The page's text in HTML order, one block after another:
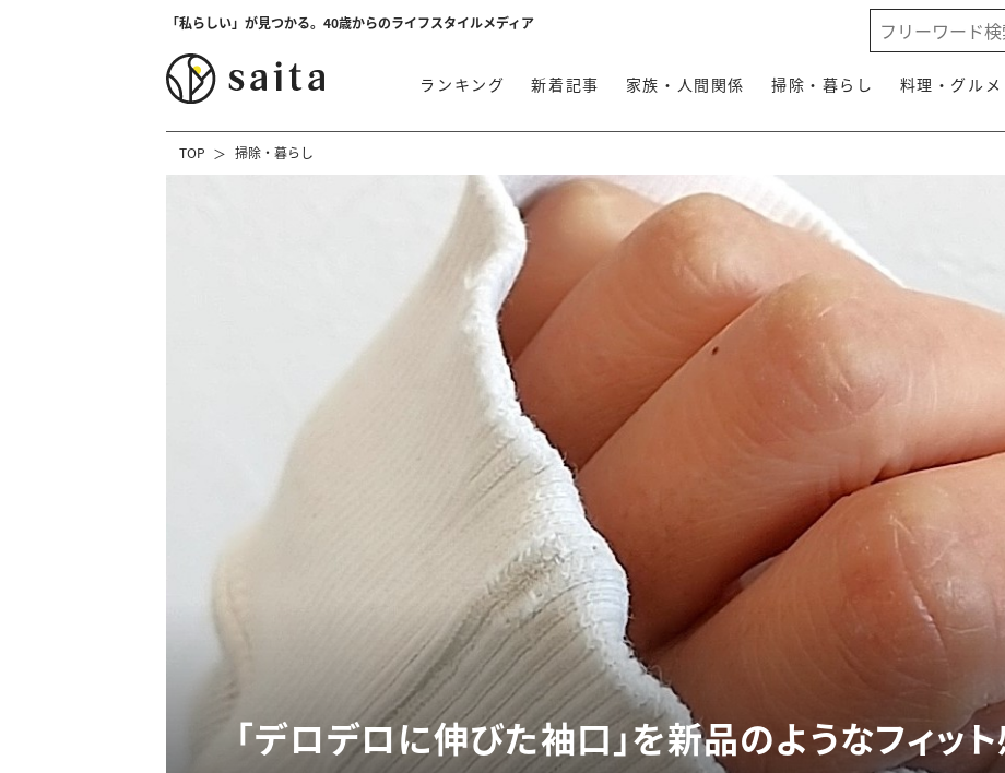
「私らしい」が見つかる。40歳からのライフスタイルメディア
ランキング 新着記事 家族・人間関係 掃除・暮らし 料理・グルメ
TOP 掃除・暮らし
「デロデロに伸びた袖口」を新品のようなフィッ